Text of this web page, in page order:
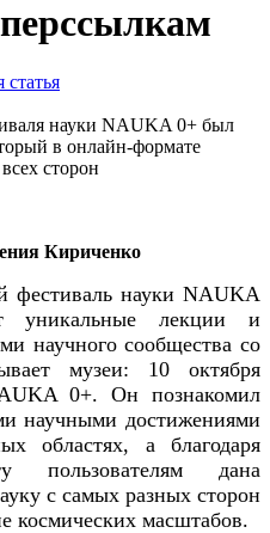
науки NAUKA 0+ был
в онлайн-формате
сторон
Кириченко
фестиваль науки NAUKA
уникальные лекции и
научного сообщества со
музеи: 10 октября
0+. Он познакомил
научными достижениями
областях, а благодаря
пользователям дана
с самых разных сторон
космических масштабов.